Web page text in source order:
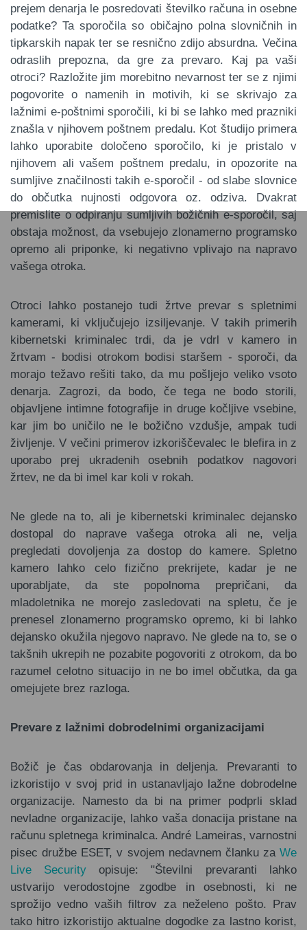
prejem denarja le posredovati številko računa in osebne
podatke? Ta sporočila so običajno polna slovničnih in
tipkarskih napak ter se resnično zdijo absurdna. Večina
odraslih prepozna, da gre za prevaro. Kaj pa vaši
otroci? Razložite jim morebitno nevarnost ter se z njimi
pogovorite o namenih in motivih, ki se skrivajo za
lažnimi e-poštnimi sporočili, ki bi se lahko med prazniki
znašla v njihovem poštnem predalu. Kot študijo primera
lahko uporabite določeno sporočilo, ki je pristalo v
njihovem ali vašem poštnem predalu, in opozorite na
sumljive značilnosti takih e-sporočil - od slabe slovnice
do občutka nujnosti odgovora oz. odziva. Dvakrat
premislite o odpiranju sumljivih božičnih e-sporočil, saj
obstaja možnost, da vsebujejo zlonamerno programsko
opremo ali priponke, ki negativno vplivajo na napravo
vašega otroka.
Otroci lahko postanejo tudi žrtve prevar s spletnimi
kamerami, ki vključujejo izsiljevanje. V takih primerih
kibernetski kriminalec trdi, da je vdrl v kamero in
žrtvam - bodisi otrokom bodisi staršem - sporoči, da
morajo težavo rešiti tako, da mu pošljejo veliko vsoto
denarja. Zagrozi, da bodo, če tega ne bodo storili,
objavljene intimne fotografije in druge kočljive vsebine,
kar jim bo uničilo ne le božično vzdušje, ampak tudi
življenje. V večini primerov izkoriščevalec le blefira in z
uporabo prej ukradenih osebnih podatkov nagovori
žrtev, ne da bi imel kar koli v rokah.
Ne glede na to, ali je kibernetski kriminalec dejansko
dostopal do naprave vašega otroka ali ne, velja
pregledati dovoljenja za dostop do kamere. Spletno
kamero lahko celo fizično prekrijete, kadar je ne
uporabljate, da ste popolnoma prepričani, da
mladoletnika ne morejo zasledovati na spletu, če je
prenesel zlonamerno programsko opremo, ki bi lahko
dejansko okužila njegovo napravo. Ne glede na to, se o
takšnih ukrepih ne pozabite pogovoriti z otrokom, da bo
razumel celotno situacijo in ne bo imel občutka, da ga
omejujete brez razloga.
Prevare z lažnimi dobrodelnimi organizacijami
Božič je čas obdarovanja in deljenja. Prevaranti to
izkoristijo v svoj prid in ustanavljajo lažne dobrodelne
organizacije. Namesto da bi na primer podprli sklad
nevladne organizacije, lahko vaša donacija pristane na
računu spletnega kriminalca. André Lameiras, varnostni
pisec družbe ESET, v svojem nedavnem članku za We
Live Security
opisuje: "Številni prevaranti lahko
ustvarijo verodostojne zgodbe in osebnosti, ki ne
sprožijo vedno vaših filtrov za neželeno pošto. Prav
tako hitro izkoristijo aktualne dogodke za lastno korist,